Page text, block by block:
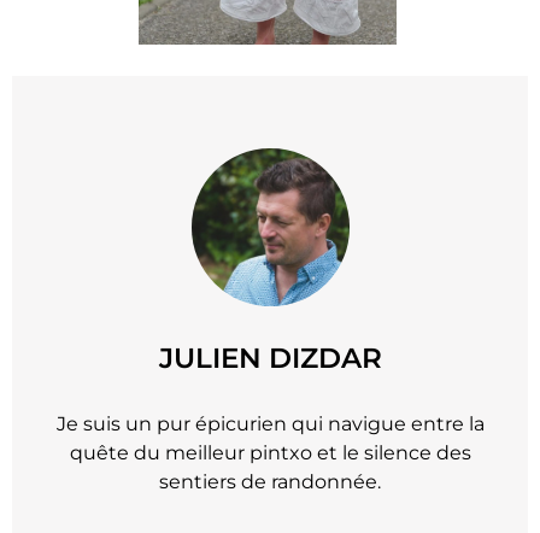
JULIEN DIZDAR
Je suis un pur épicurien qui navigue entre la
quête du meilleur pintxo et le silence des
sentiers de randonnée.